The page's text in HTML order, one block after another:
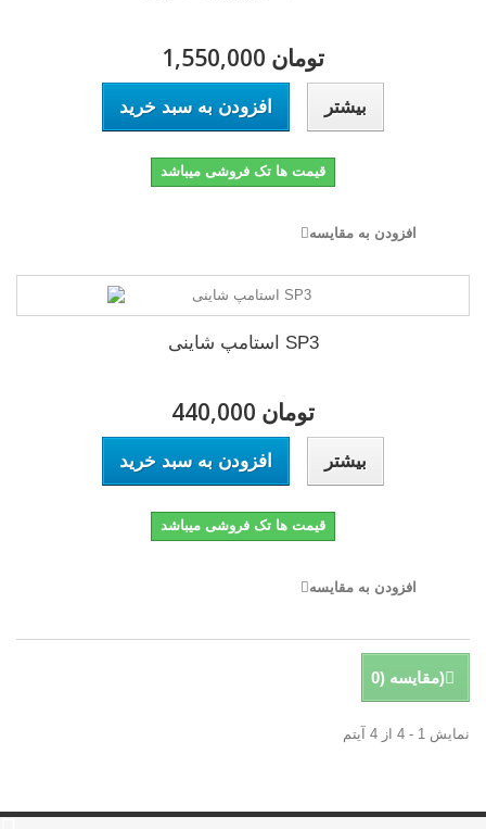
1,550,000 تومان
افزودن به سبد خرید بیشتر
قیمت ها تک فروشی میباشد
افزودن به مقایسه
استامپ شاینی SP3
440,000 تومان
افزودن به سبد خرید بیشتر
قیمت ها تک فروشی میباشد
افزودن به مقایسه
مقایسه (0 )
نمایش 1 - 4 از 4 آیتم